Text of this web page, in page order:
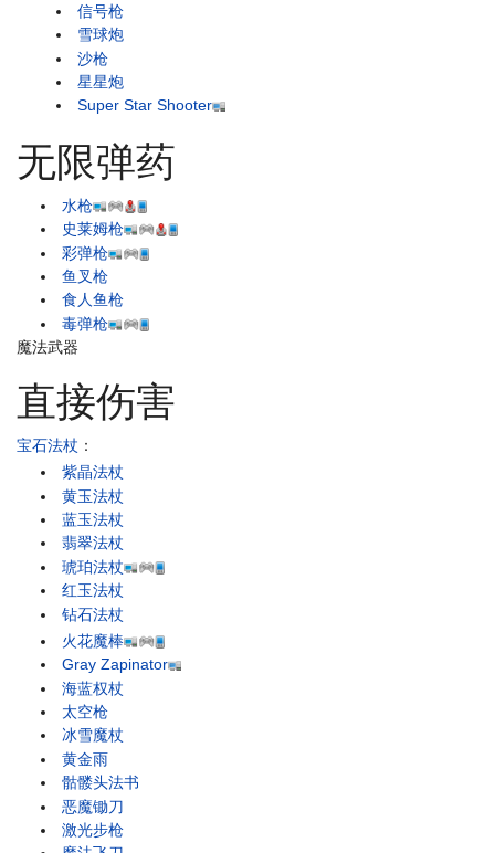
信号枪
雪球炮
沙枪
星星炮
Super Star Shooter
无限弹药
水枪
史莱姆枪
彩弹枪
鱼叉枪
食人鱼枪
毒弹枪
魔法武器
直接伤害
宝石法杖 ：
紫晶法杖
黄玉法杖
蓝玉法杖
翡翠法杖
琥珀法杖
红玉法杖
钻石法杖
火花魔棒
Gray Zapinator
海蓝权杖
太空枪
冰雪魔杖
黄金雨
骷髅头法书
恶魔锄刀
激光步枪